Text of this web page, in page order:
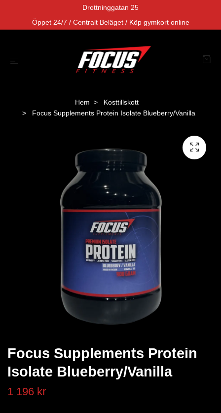
Drottninggatan 25
Öppet 24/7 / Centralt Beläget / Köp gymkort online
Hem
Kosttillskott
Focus Supplements Protein Isolate Blueberry/Vanilla
Focus Supplements Protein
Isolate Blueberry/Vanilla
1 196 kr